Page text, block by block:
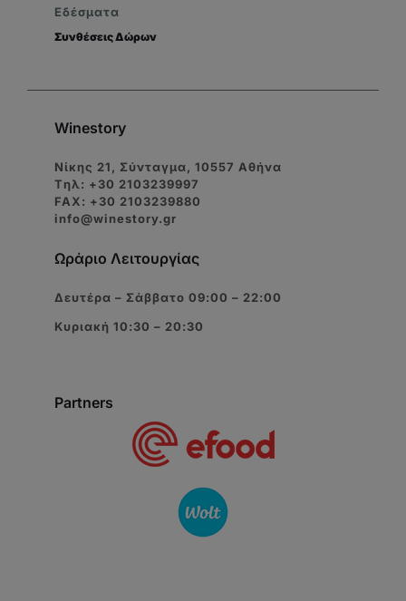
Εδέσματα
Συνθέσεις Δώρων
Winestory
Νίκης 21, Σύνταγμα, 10557 Αθήνα
Tηλ: +30 2103239997
FAX: +30 2103239880
info@winestory.gr
Ωράριο Λειτουργίας
Δευτέρα – Σάββατο 09:00 – 22:00
Κυριακή 10:30 – 20:30
Partners